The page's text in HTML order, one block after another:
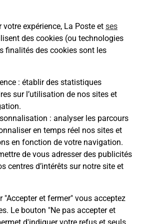
votre expérience, La Poste et ses
des cookies (ou technologies
finalités des cookies sont les
: établir des statistiques
sur l’utilisation de nos sites et
: analyser les parcours
en temps réel nos sites et
en fonction de votre navigation.
de vous adresser des publicités
centres d’intérêts sur notre site et
"Accepter et fermer" vous acceptez
Le bouton "Ne pas accepter et
une
de livraison ?
Poste participe-t-elle
au quotidien ?
mon code de la route
et sous quelles